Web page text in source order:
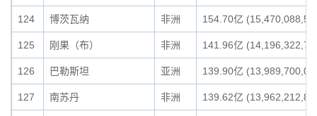
124 博茨瓦纳 非洲 154.70亿
125 刚果（布） 非洲 141.96亿
126 巴勒斯坦 亚洲 139.90亿
127 南苏丹 非洲 139.62亿